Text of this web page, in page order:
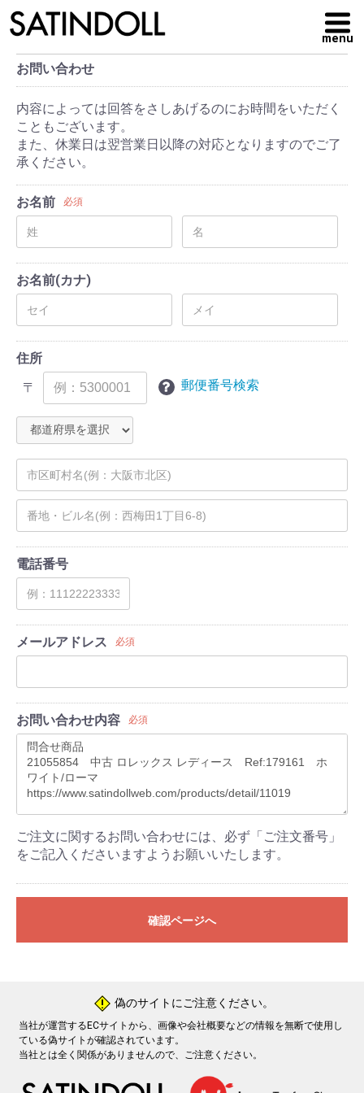
menu
お問い合わせ
内容によっては回答をさしあげるのにお時間をいただく
こともございます。
また、休業日は翌営業日以降の対応となりますのでご了
承ください。
お名前 必須
お名前(カナ)
住所
〒
郵便番号検索
電話番号
メールアドレス 必須
お問い合わせ内容 必須
ご注文に関するお問い合わせには、必ず「ご注文番号」
をご記入くださいますようお願いいたします。
確認ページへ
! 偽のサイトにご注意ください。
当社が運営するECサイトから、画像や会社概要などの情報を無断で使用し
ている偽サイトが確認されています。
当社とは全く関係がありませんので、ご注意ください。